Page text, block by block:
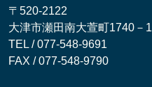
〒520-2122
大津市瀬田南大萱町1740－1
TEL / 077-548-9691
FAX / 077-548-9790